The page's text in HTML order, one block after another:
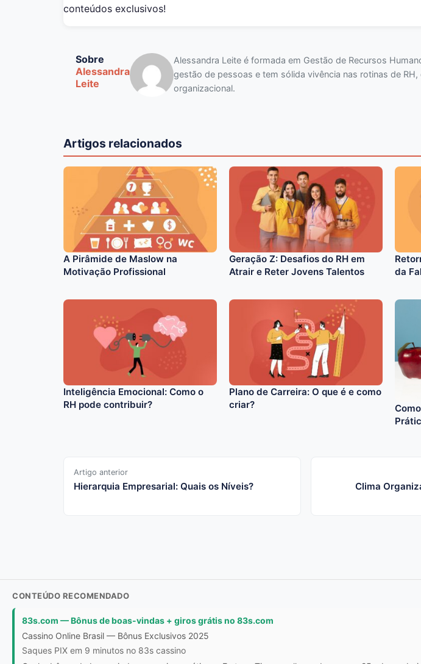
conteúdos exclusivos!
Sobre
Alessandra
Leite
Alessandra Leite é formada em Gestão de Recursos
gestão de pessoas e tem sólida vivência nas rotinas de
organizacional.
Artigos relacionados
A Pirâmide de Maslow na
Motivação Profissional
Geração Z: Desafios do RH em
Atrair e Reter Jovens Talentos
da
Inteligência Emocional: Como o
RH pode contribuir?
Plano de Carreira: O que é e como
criar?
Artigo anterior
Hierarquia Empresarial: Quais os Níveis?
Clima
CONTEÚDO RECOMENDADO
83s.com — Bônus de boas-vindas + giros grátis no 83s.com
Cassino Online Brasil — Bônus Exclusivos 2025
Saques PIX em 9 minutos no 83s cassino